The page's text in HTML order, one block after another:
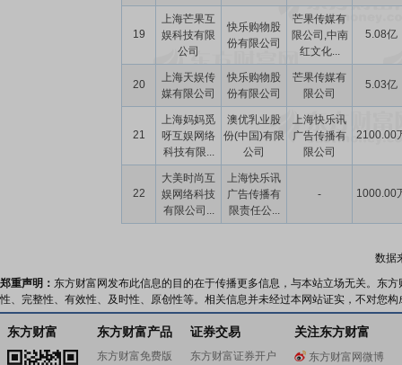
19
上海芒果互
娱科技有限
公司
快乐购物股
份有限公司
芒果传媒有
限公司,中南
红文化...
5.08亿
20
上海天娱传
媒有限公司
快乐购物股
份有限公司
芒果传媒有
限公司
5.03亿
21
上海妈妈觅
呀互娱网络
科技有限...
澳优乳业股
份(中国)有限
公司
上海快乐讯
广告传播有
限公司
2100.00
22
大美时尚互
娱网络科技
有限公司...
上海快乐讯
广告传播有
限责任公...
- 1000.00
数据
郑重声明： 东方财富网发布此信息的目的在于传播更多信息，与本站立场无关。东
性、完整性、有效性、及时性、原创性等。相关信息并未经过本网站证实，不对您
东方财富 东方财富产品
东方财富免费版
证券交易
东方财富证券开户
关注东方财富
东方财富网微博